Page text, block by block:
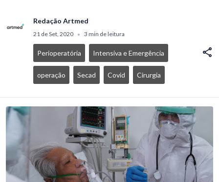
Redação Artmed
21 de Set, 2020 • 3 min de leitura
Perioperatória Intensiva e Emergência
operação Secad Covid Cirurgia